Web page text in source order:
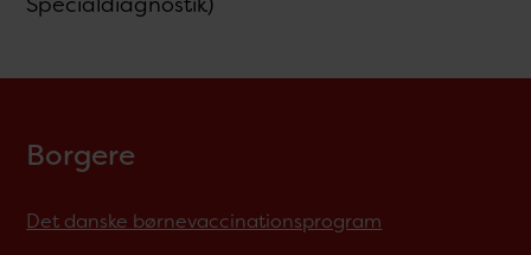
Borgere
Det danske børnevaccinationsprogram